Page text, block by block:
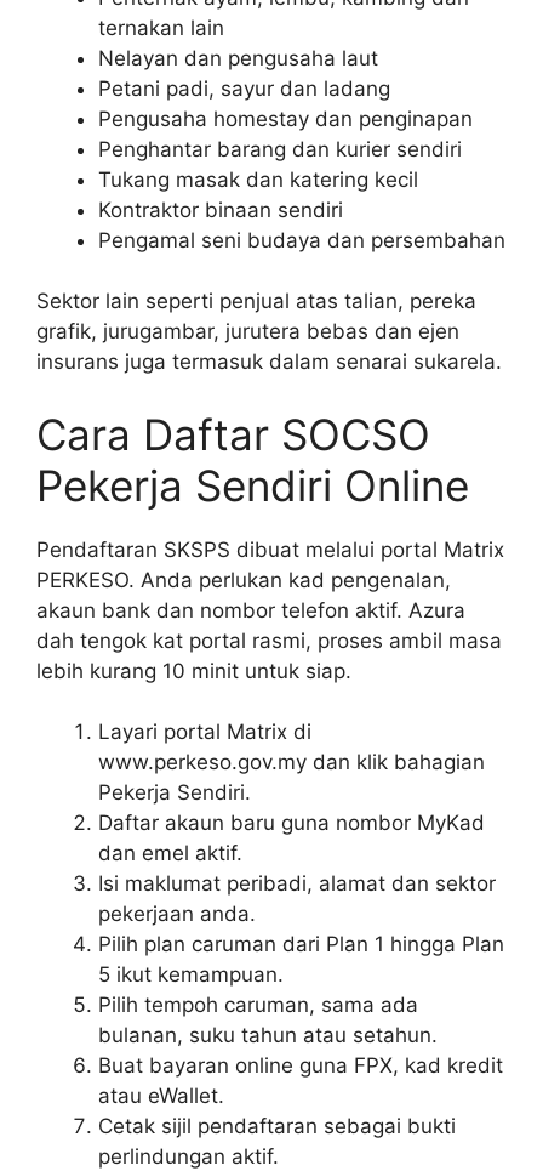
ternakan lain
Nelayan dan pengusaha laut
Petani padi, sayur dan ladang
Pengusaha homestay dan penginapan
Penghantar barang dan kurier sendiri
Tukang masak dan katering kecil
Kontraktor binaan sendiri
Pengamal seni budaya dan persembahan
Sektor lain seperti penjual atas talian, pereka
grafik, jurugambar, jurutera bebas dan ejen
insurans juga termasuk dalam senarai sukarela.
Cara Daftar SOCSO
Pekerja Sendiri Online
Pendaftaran SKSPS dibuat melalui portal Matrix
PERKESO. Anda perlukan kad pengenalan,
akaun bank dan nombor telefon aktif. Azura
dah tengok kat portal rasmi, proses ambil masa
lebih kurang 10 minit untuk siap.
Layari portal Matrix di
www.perkeso.gov.my dan klik bahagian
Pekerja Sendiri.
Daftar akaun baru guna nombor MyKad
dan emel aktif.
Isi maklumat peribadi, alamat dan sektor
pekerjaan anda.
Pilih plan caruman dari Plan 1 hingga Plan
5 ikut kemampuan.
Pilih tempoh caruman, sama ada
bulanan, suku tahun atau setahun.
Buat bayaran online guna FPX, kad kredit
atau eWallet.
Cetak sijil pendaftaran sebagai bukti
perlindungan aktif.